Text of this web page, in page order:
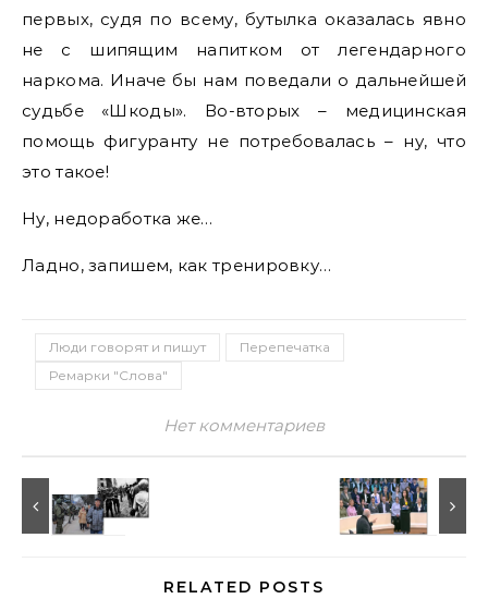
первых, судя по всему, бутылка оказалась явно
не с шипящим напитком от легендарного
наркома. Иначе бы нам поведали о дальнейшей
судьбе «Шкоды». Во-вторых – медицинская
помощь фигуранту не потребовалась – ну, что
это такое!
Ну, недоработка же…
Ладно, запишем, как тренировку…
Люди говорят и пишут
Перепечатка
Ремарки "Слова"
Нет комментариев
RELATED POSTS